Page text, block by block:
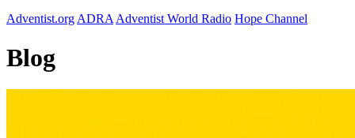
Adventist.org ADRA Adventist World Radio Hope Channel
Blog